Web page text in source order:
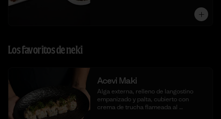
Los favoritos de neki
Acevi Maki
Alga externa, relleno de langostino
empanizado y palta, cubierto con
crema de trucha flameada al